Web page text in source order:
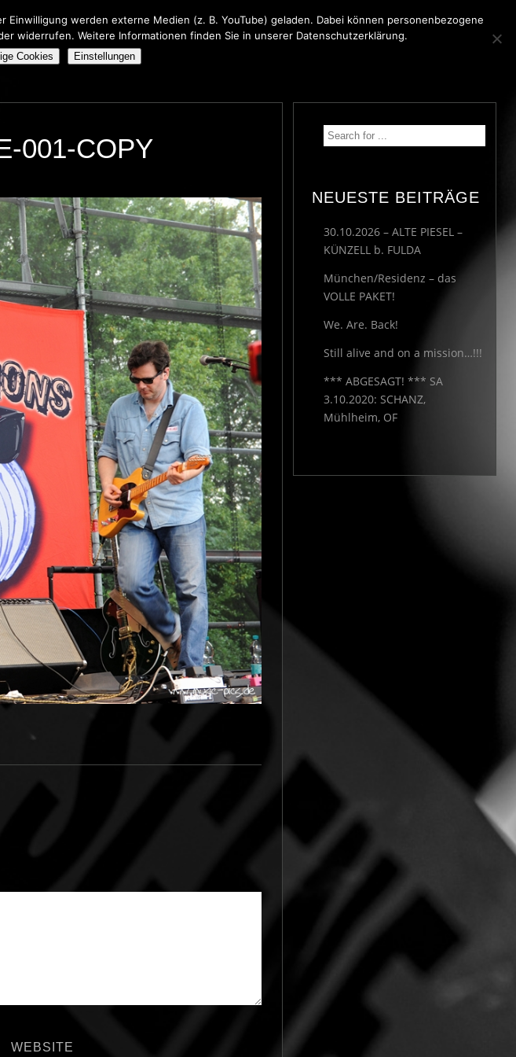
IMPRESSUM
001-COPY
WEBSITE
NEUESTE BEITRÄGE
30.10.2026 – ALTE PIESEL –
KÜNZELL b. FULDA
München/Residenz – das
VOLLE PAKET!
We. Are. Back!
Still alive and on a mission…!!!
*** ABGESAGT! *** SA
3.10.2020: SCHANZ,
Mühlheim, OF
werden externe Medien (z. B. YouTube) geladen. Dabei können personenbezogene
widerrufen. Weitere Informationen finden Sie in unserer Datenschutzerklärung.
Cookies Einstellungen